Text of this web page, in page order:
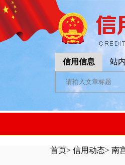
信用信息 站
首页> 信用动态> 南